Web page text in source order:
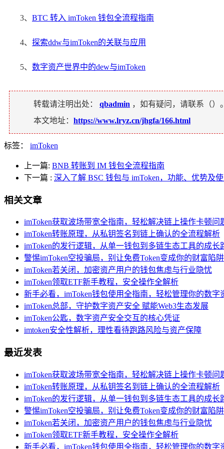
3、 BTC 转入 imToken 钱包全流程指南
4、 探索ddw与imToken的关联与应用
5、 数字资产世界中的dew与imToken
转载请注明出处： qbadmin ，如有疑问，请联系（）。
本文地址： https://www.lryz.cn/jhgfa/166.html
标签： imToken
上一篇: BNB 转账到 IM 钱包全流程指南
下一篇 : 深入了解 BSC 钱包与 imToken，功能、优势及
相关文章
imToken获取波场带宽全指南，轻松解决链上操作卡顿问
imToken转账原理，从私钥签名到链上确认的全流程解析
imToken的发行逻辑，从单一钱包到多链生态工具的成长
警惕imToken空投骗局，别让免费Token变成你的财富陷阱
imToken若关闭，加密资产用户的钱包焦虑与行业隐忧
imToken领取ETF新手教程，安全操作全解析
新手必看，imToken钱包使用全指南，轻松管理你的数字
imToken总部，守护数字资产安全 赋能Web3生态发展
imToken公匙，数字资产安全交互的核心凭证
imtoken安全性解析，理性看待跑路风险与资产保障
最近发表
imToken获取波场带宽全指南，轻松解决链上操作卡顿问
imToken转账原理，从私钥签名到链上确认的全流程解析
imToken的发行逻辑，从单一钱包到多链生态工具的成长
警惕imToken空投骗局，别让免费Token变成你的财富陷阱
imToken若关闭，加密资产用户的钱包焦虑与行业隐忧
imToken领取ETF新手教程，安全操作全解析
新手必看，imToken钱包使用全指南，轻松管理你的数字